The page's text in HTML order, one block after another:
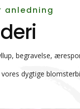
anledning
begravelse,
dygtige